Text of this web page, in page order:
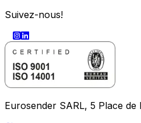
Suivez-nous!
Eurosender SARL, 5 Place